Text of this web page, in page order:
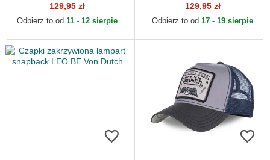
129,95 zł
Odbierz to od 11 - 12 sierpie
129,95 zł
Odbierz to od 17 - 19 sierpie